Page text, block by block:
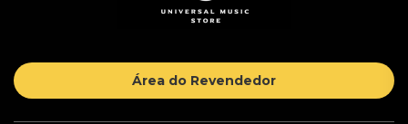
Área do Revendedor